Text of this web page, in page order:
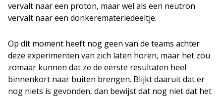
vervalt naar een proton, maar wel als een neutron
vervalt naar een donkeremateriedeeltje.
Op dit moment heeft nog geen van de teams achter
deze experimenten van zich laten horen, maar het zou
zomaar kunnen dat ze de eerste resultaten heel
binnenkort naar buiten brengen. Blijkt daaruit dat er
nog niets is gevonden, dan bewijst dat nog niet dat het